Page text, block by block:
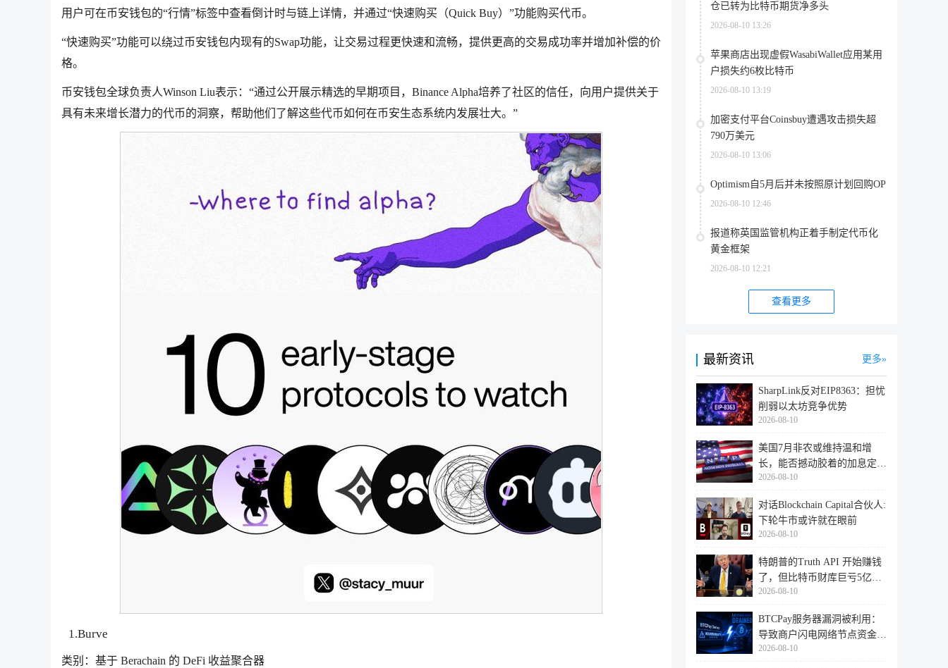
用户可在币安钱包的“行情”标签中查看倒计时与链上详情，并通过“快速购买（Quick Buy）”功能购买代币。
“快速购买”功能可以绕过币安钱包内现有的Swap功能，让交易过程更快速和流畅，提供更高的交易成功率并增加补偿的价
格。
币安钱包全球负责人Winson Liu表示：“通过公开展示精选的早期项目，Binance Alpha培养了社区的信任，向用户提供关于
具有未来增长潜力的代币的洞察，帮助他们了解这些代币如何在币安生态系统内发展壮大。”
1.Burve
类别：基于 Berachain 的 DeFi 收益聚合器
仓已转为比特币期货净多头
2026-08-10 13:26
苹果商店出现虚假WasabiWallet应用某用
户损失约6枚比特币
2026-08-10 13:19
加密支付平台Coinsbuy遭遇攻击损失超
790万美元
2026-08-10 13:06
Optimism自5月后并未按照原计划回购OP
2026-08-10 12:46
报道称英国监管机构正着手制定代币化
黄金框架
2026-08-10 12:21
查看更多
最新资讯 更多
SharpLink反对EIP8363：担忧
削弱以太坊竞争优势
2026-08-10
美国7月非农或维持温和增
长，能否撼动胶着的加息定
价？
2026-08-10
对话Blockchain Capital合伙人:
下轮牛市或许就在眼前
2026-08-10
特朗普的Truth API 开始赚钱
了，但比特币财库巨亏5亿美
元
2026-08-10
BTCPay服务器漏洞被利用：
导致商户闪电网络节点资金耗
尽
2026-08-10